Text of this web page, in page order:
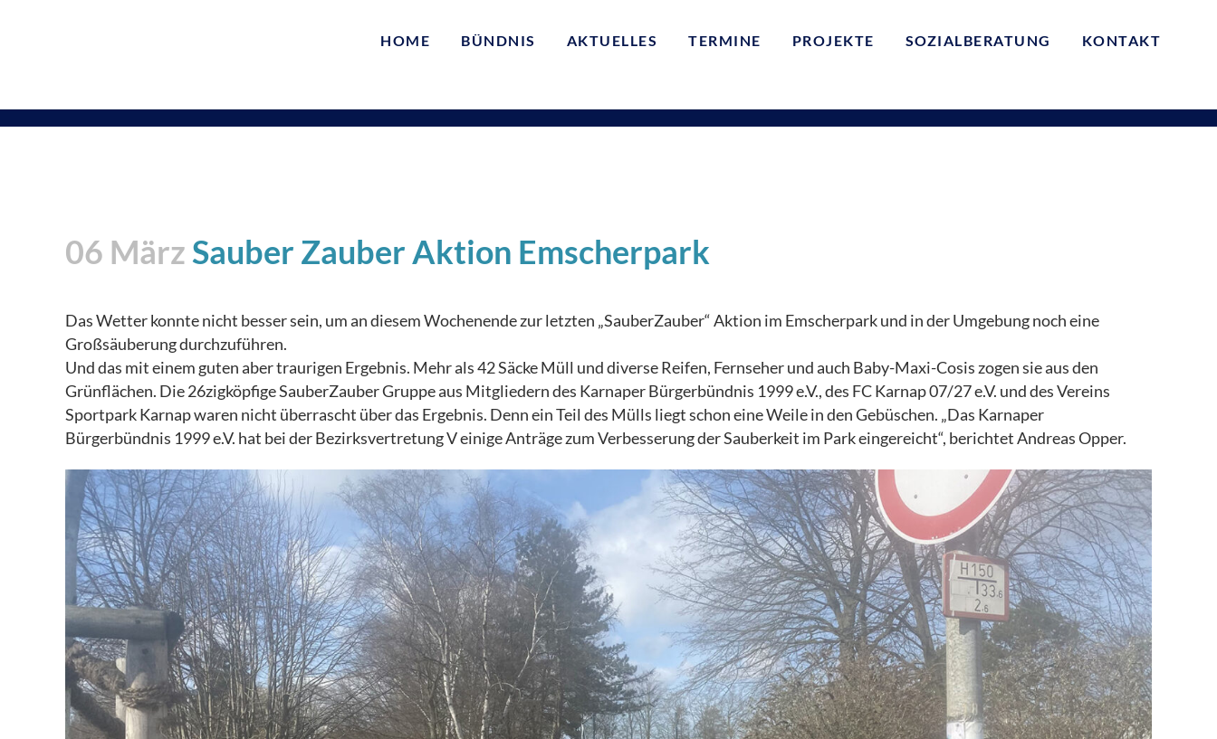
HOME BÜNDNIS AKTUELLES TERMINE PROJEKTE SOZIALBERATUNG KONTAKT
06 März Sauber Zauber Aktion Emscherpark
Das Wetter konnte nicht besser sein, um an diesem Wochenende zur letzten „SauberZauber“ Aktion im Emscherpark und in der Umgebung noch eine
Großsäuberung durchzuführen.
Und das mit einem guten aber traurigen Ergebnis. Mehr als 42 Säcke Müll und diverse Reifen, Fernseher und auch Baby-Maxi-Cosis zogen sie aus den
Grünflächen. Die 26zigköpfige SauberZauber Gruppe aus Mitgliedern des Karnaper Bürgerbündnis 1999 e.V., des FC Karnap 07/27 e.V. und des Vereins
Sportpark Karnap waren nicht überrascht über das Ergebnis. Denn ein Teil des Mülls liegt schon eine Weile in den Gebüschen. „Das Karnaper
Bürgerbündnis 1999 e.V. hat bei der Bezirksvertretung V einige Anträge zum Verbesserung der Sauberkeit im Park eingereicht“, berichtet Andreas Opper.